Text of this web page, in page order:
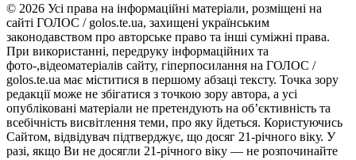
© 2026 Усі права на інформаційні матеріали, розміщені на
сайті ГОЛОС / golos.te.ua, захищені українським
законодавством про авторське право та інші суміжні права.
При використанні, передруку інформаційних та
фото-,відеоматеріалів сайту, гіперпосилання на ГОЛОС /
golos.te.ua має міститися в першому абзаці тексту. Точка зору
редакції може не збігатися з точкою зору автора, а усі
опубліковані матеріали не претендують на об’єктивність та
всебічність висвітлення теми, про яку йдеться. Користуючись
Сайтом, відвідувач підтверджує, що досяг 21-річного віку. У
разі, якщо Ви не досягли 21-річного віку — не розпочинайте